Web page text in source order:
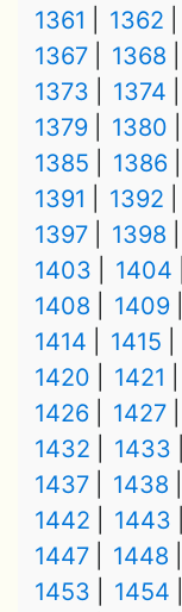
1361
1362
1367
1368
1373
1374
1379
1380
1385
1386
1391
1392
1397
1398
1403
1404
1408
1409
1414
1415
1420
1421
1426
1427
1432
1433
1437
1438
1442
1443
1447
1448
1453
1454